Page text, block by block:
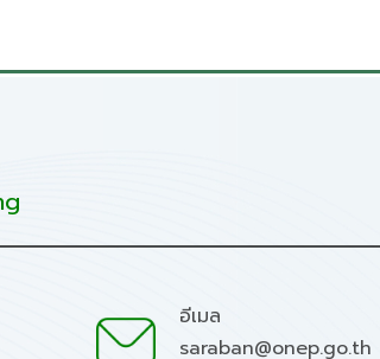
อีเมล
saraban@onep.go.th